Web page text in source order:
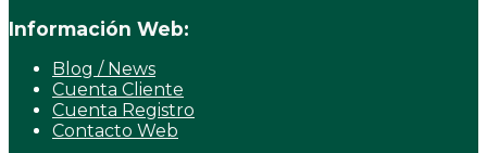
Información Web:
Blog / News
Cuenta Cliente
Cuenta Registro
Contacto Web